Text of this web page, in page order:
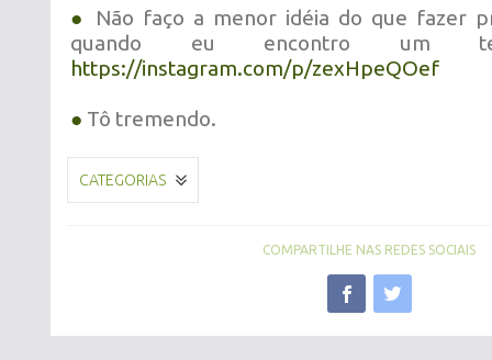
●
Não faço a menor idéia do que fazer
quando eu encontro um
https://instagram.com/p/zexHpeQOef
● Tô tremendo.
CATEGORIAS
COMPARTILHE NAS REDES SOCIAIS